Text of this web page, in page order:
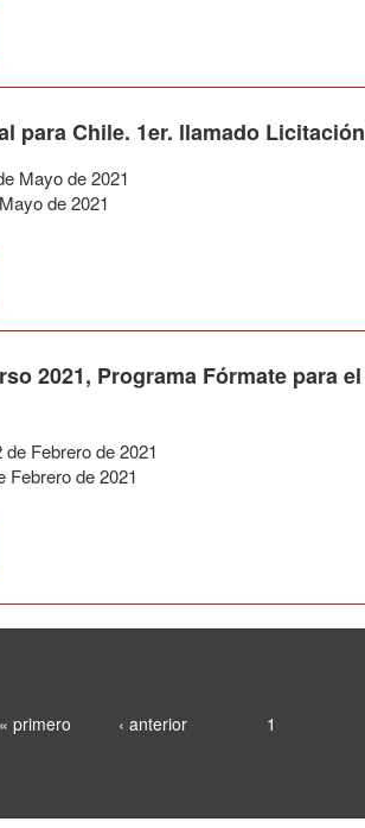
para Chile. 1er. llamado
Mayode2021
Mayode2021
2021, Programa Fórmate para
de Febrerode2021
Febrerode2021
« primero ‹ anterior 1